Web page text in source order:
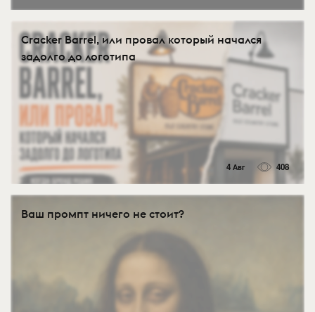
Cracker Barrel, или провал который начался
задолго до логотипа
4 Авг 408
Ваш промпт ничего не стоит?